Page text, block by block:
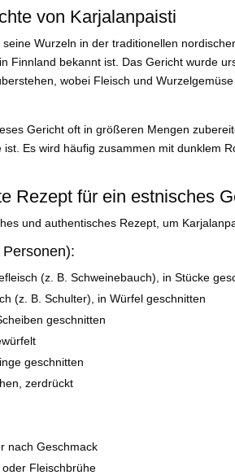
von Karjalanpaisti
seine Wurzeln in der traditionellen
Finnland bekannt ist. Das Gericht wurde
wobei Fleisch und
Gericht oft in größeren Mengen
ist. Es wird häufig zusammen mit dunklem
Rezept für ein estnisches
und authentisches Rezept, um
(z. B. Schweinebauch), in Stücke
(z. B. Schulter), in Würfel geschnitten
geschnitten
geschnitten
zerdrückt
nach Geschmack
Fleischbrühe